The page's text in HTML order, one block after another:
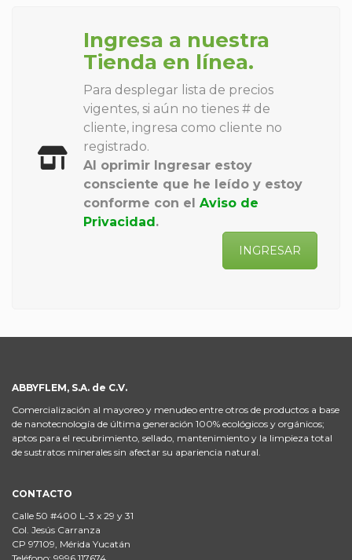
Ingresa a nuestra
Tienda en línea.
Para desplegar lista de precios
vigentes, si aún no tienes # de
cliente, ingresa como cliente no
registrado.
Al oprimir Ingresar estoy
consciente que he leído y estoy
conforme con el Aviso de
Privacidad.
INGRESAR
ABBYFLEM, S.A. de C.V.
Comercialización al mayoreo y menudeo entre otros de productos a base
de nanotecnología de última generación 100% ecológicos y orgánicos;
aptos para el recubrimiento, sellado, mantenimiento y la limpieza total
de sustratos minerales sin afectar su apariencia natural.
CONTACTO
Calle 50 #400 L-3 x 29 y 31
Col. Jesús Carranza
CP 97109, Mérida Yucatán